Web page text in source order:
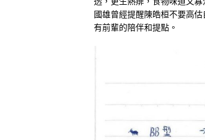
國雄曾經提醒陳皓桓不要高
有前輩的陪伴和提點。